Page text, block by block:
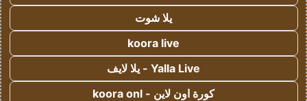
يلا شوت
koora live
Yalla Live - يلا لايف
كورة اون لاين - koora onl